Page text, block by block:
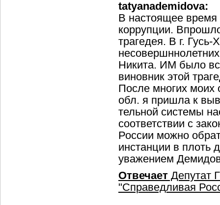
tatyanademidova:
В настоящее время
коррупции.
трагедея. В г.
Никита. ИМ было
виновник этой
После многих моих
обл. я пришла к
тельной системы
соответствии с
России можно
инстанции в плоть
уважением
Отвечает Депутат
"Справедливая